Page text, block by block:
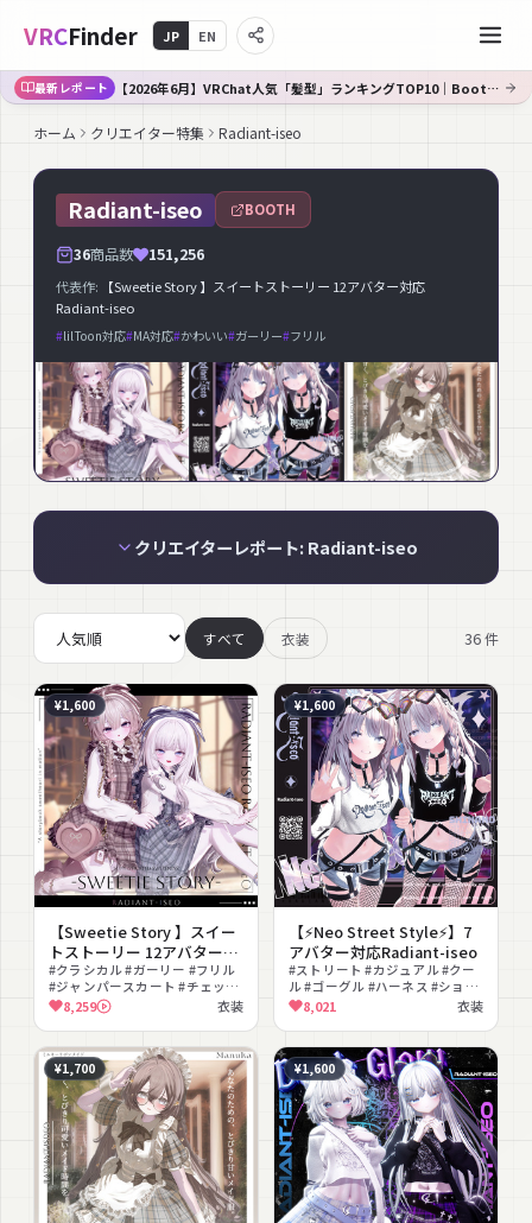
VRCFinder JP EN
最新レポート 【2026年6月】VRChat人気「髪型」ランキングTOP10｜Booth傾向分析
ホーム クリエイター特集 Radiant-iseo
Radiant-iseo BOOTH
36商品数 151,256
代表作:
【Sweetie Story 】スイートストーリー 12アバター対応
Radiant-iseo
#lilToon対応#MA対応#かわいい#ガーリー#フリル
クリエイターレポート: Radiant-iseo
すべて 衣装 36件
¥1,600
【Sweetie Story 】スイー
トストーリー 12アバター対
応Radiant-iseo
#クラシカル #ガーリー #フリル
#ジャンパースカート #チェック
柄 #上品 #ロリータ #かわいい
#MA対応 #lilToon対応
8,259 衣装
¥1,600
【⚡Neo Street Style⚡】7
アバター対応Radiant-iseo
#ストリート #カジュアル #クー
ル #ゴーグル #ハーネス #ショー
トパンツ #網タイツ #MA対応
#lilToon対応 #かっこいい
8,021 衣装
¥1,700 ¥1,600